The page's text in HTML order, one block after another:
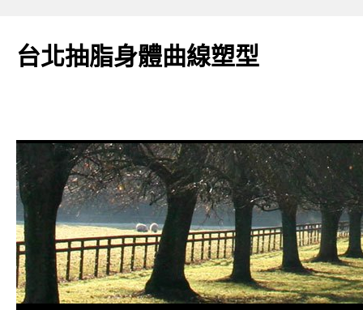
台北抽脂身體曲線塑型